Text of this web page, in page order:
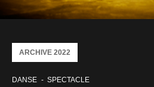
DANSE SPECTACLE
ARCHIVE 2022